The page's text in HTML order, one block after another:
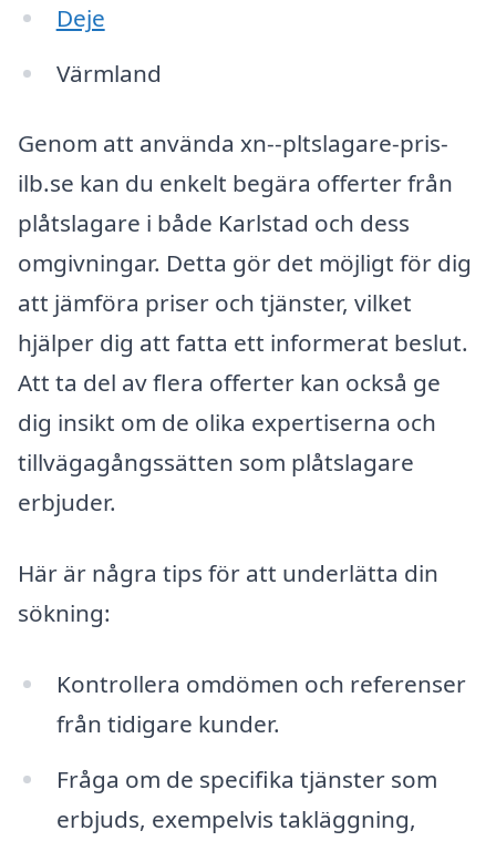
Deje
Värmland
Genom att använda xn--pltslagare-pris-
ilb.se kan du enkelt begära offerter från
plåtslagare i både Karlstad och dess
omgivningar. Detta gör det möjligt för dig
att jämföra priser och tjänster, vilket
hjälper dig att fatta ett informerat beslut.
Att ta del av flera offerter kan också ge
dig insikt om de olika expertiserna och
tillvägagångssätten som plåtslagare
erbjuder.
Här är några tips för att underlätta din
sökning:
Kontrollera omdömen och referenser
från tidigare kunder.
Fråga om de specifika tjänster som
erbjuds, exempelvis takläggning,